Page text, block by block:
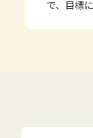
で、目標